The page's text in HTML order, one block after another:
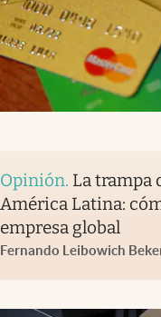
Opinión. La trampa
América Latina:
empresa global
Fernando Leibowich